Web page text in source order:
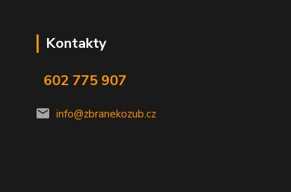
Kontakty
602 775 907
info@zbranekozub.cz